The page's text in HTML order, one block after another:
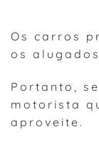
Os carros
os
Portanto,
motorista
aproveite.